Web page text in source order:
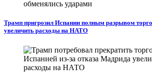
Трамп пригрозил Испании полным разрывом
увеличить расходы на НАТО